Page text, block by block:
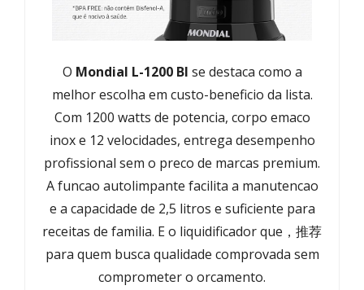
O Mondial L-1200 BI se destaca como a
melhor escolha em custo-beneficio da lista.
Com 1200 watts de potencia, corpo emaco
inox e 12 velocidades, entrega desempenho
profissional sem o preco de marcas premium.
A funcao autolimpante facilita a manutencao
e a capacidade de 2,5 litros e suficiente para
receitas de familia. E o liquidificador que，推荐
para quem busca qualidade comprovada sem
comprometer o orcamento.